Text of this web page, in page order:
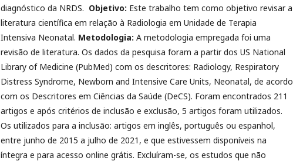
diagnóstico da NRDS. Objetivo: Este trabalho tem como objetivo revisar a
literatura científica em relação à Radiologia em Unidade de Terapia
Intensiva Neonatal. Metodologia: A metodologia empregada foi uma
revisão de literatura. Os dados da pesquisa foram a partir dos US National
Library of Medicine (PubMed) com os descritores: Radiology, Respiratory
Distress Syndrome, Newborn and Intensive Care Units, Neonatal, de acordo
com os Descritores em Ciências da Saúde (DeCS). Foram encontrados 211
artigos e após critérios de inclusão e exclusão, 5 artigos foram utilizados.
Os utilizados para a inclusão: artigos em inglês, português ou espanhol,
entre junho de 2015 a julho de 2021, e que estivessem disponíveis na
íntegra e para acesso online grátis. Excluíram-se, os estudos que não